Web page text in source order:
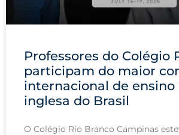
Professores do Colégio
participam do maior
internacional de ensino
inglesa do Brasil
O Colégio Rio Branco Campinas